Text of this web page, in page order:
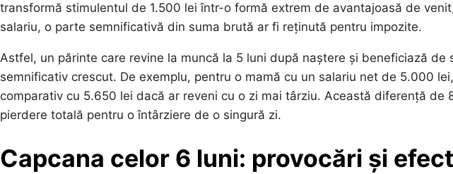
transformă stimulentul de 1.500 lei într-o formă extrem de avantajoasă de
salariu, o parte semnificativă din suma brută ar fi reținută pentru impozite.
Astfel, un părinte care revine la muncă la 5 luni după naștere și beneficiază
semnificativ crescut. De exemplu, pentru o mamă cu un salariu net de 5.000
comparativ cu 5.650 lei dacă ar reveni cu o zi mai târziu. Această diferență de
pierdere totală pentru o întârziere de o singură zi.
Capcana celor 6 luni: provocări și